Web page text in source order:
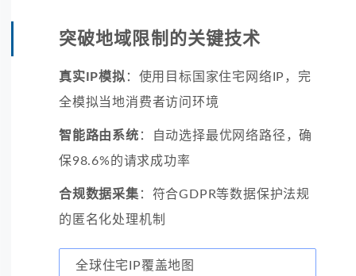
突破地域限制的关键技术
真实IP模拟 ：使用目标国家住宅网络IP，完
全模拟当地消费者访问环境
智能路由系统 ：自动选择最优网络路径，确
保98.6%的请求成功率
合规数据采集 ：符合GDPR等数据保护法规
的匿名化处理机制
全球住宅IP覆盖地图